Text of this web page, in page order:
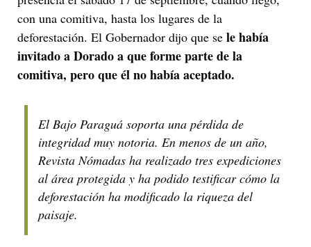
con una comitiva, hasta los lugares de la
deforestación. El Gobernador dijo que se le había
invitado a Dorado a que forme parte de la
comitiva, pero que él no había aceptado.
El Bajo Paraguá soporta una pérdida de
integridad muy notoria. En menos de un año,
Revista Nómadas ha realizado tres expediciones
al área protegida y ha podido testificar cómo la
deforestación ha modificado la riqueza del
paisaje.